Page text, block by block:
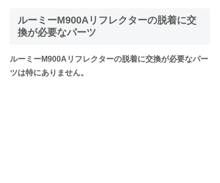
ルーミーM900Aリフレクターの脱着に交
換が必要なパーツ
ルーミーM900Aリフレクターの脱着に交換が必要なパー
ツは特にありません。